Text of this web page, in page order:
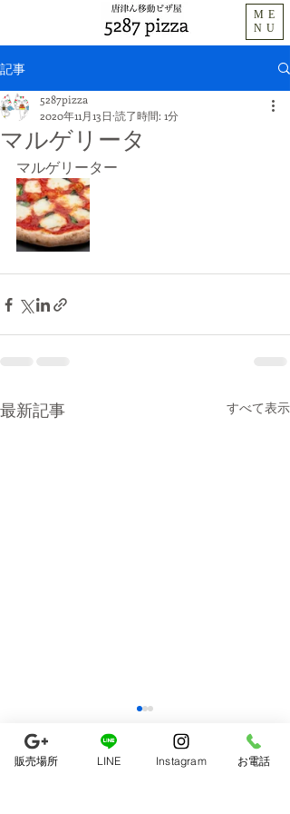
ME
NU
記事
マルゲリータ
5287pizza
2020年11月13日 読了時間: 1分
マルゲリーター
最新記事 すべて表示
販売場所 LINE Instagram お電話